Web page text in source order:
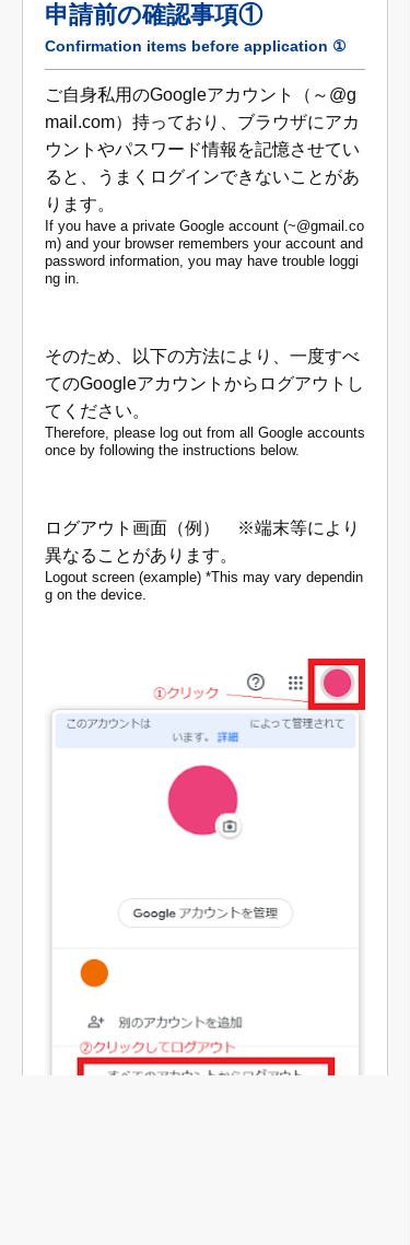
申請前の確認事項①
Confirmation items before application ①
ご自身私用のGoogleアカウント（～@g
mail.com）持っており、ブラウザにアカ
ウントやパスワード情報を記憶させてい
ると、うまくログインできないことがあ
ります。
If you have a private Google account (~@gmail.co
m) and your browser remembers your account and
password information, you may have trouble loggi
ng in.
そのため、以下の方法により、一度すべ
てのGoogleアカウントからログアウトし
てください。
Therefore, please log out from all Google accounts
once by following the instructions below.
ログアウト画面（例） ※端末等により
異なることがあります。
Logout screen (example) *This may vary dependin
g on the device.